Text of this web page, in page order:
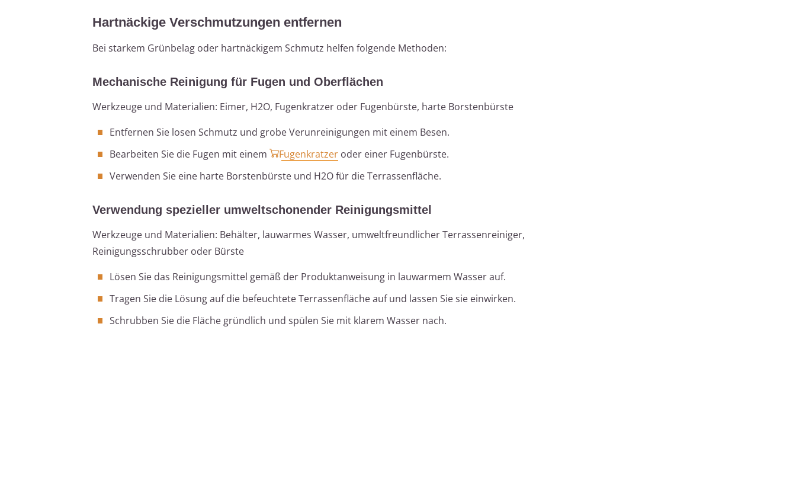
Hartnäckige Verschmutzungen entfernen
Bei starkem Grünbelag oder hartnäckigem Schmutz helfen folgende Methoden:
Mechanische Reinigung für Fugen und Oberflächen
Werkzeuge und Materialien: Eimer, H2O, Fugenkratzer oder Fugenbürste, harte Borstenbürste
Entfernen Sie losen Schmutz und grobe Verunreinigungen mit einem Besen.
Bearbeiten Sie die Fugen mit einem
Fugenkratzer oder einer Fugenbürste.
Verwenden Sie eine harte Borstenbürste und H2O für die Terrassenfläche.
Verwendung spezieller umweltschonender Reinigungsmittel
Werkzeuge und Materialien: Behälter, lauwarmes Wasser, umweltfreundlicher Terrassenreiniger,
Reinigungsschrubber oder Bürste
Lösen Sie das Reinigungsmittel gemäß der Produktanweisung in lauwarmem Wasser auf.
Tragen Sie die Lösung auf die befeuchtete Terrassenfläche auf und lassen Sie sie einwirken.
Schrubben Sie die Fläche gründlich und spülen Sie mit klarem Wasser nach.